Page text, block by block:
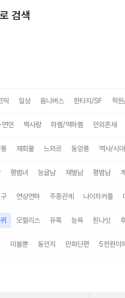
검색
믹 일상 옴니버스 판타지/SF 학
인 짝사랑 하렘/역하렘 인외존재
재회물 느와르 동양풍 역사/시
평범녀 능글남 재벌남 평범남
연상연하 주종관계 나이차커플
모럴리스 유혹 능욕 원나잇
미블뿐 동인지 만화단편 5천원이